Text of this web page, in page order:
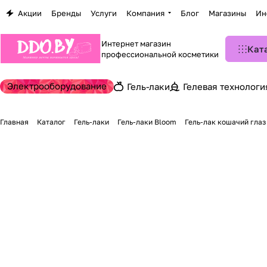
Акции Бренды Услуги Компания Блог Магазины
Интернет магазин
профессиональной косметики
Электрооборудование Гель-лаки Гелевая
Главная Каталог Гель-лаки Гель-лаки Bloom Гель-лак кошачий